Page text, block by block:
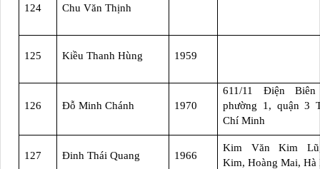
124 Chu Văn Thịnh
125 Kiều Thanh Hùng 1959
126 Đỗ Minh Chánh 1970
611/11 Điện Biên
phường 1, quận 3
Chí Minh
127 Đinh Thái Quang 1966
Kim Văn Kim
Kim, Hoàng Mai, Hà